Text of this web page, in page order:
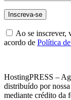
Ao se inscrever,
acordo de Política
HostingPRESS –
distribuído por
mediante crédito da